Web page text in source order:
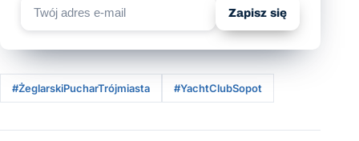
Zapisz się
#ŻeglarskiPucharTrójmiasta #YachtClubSopot